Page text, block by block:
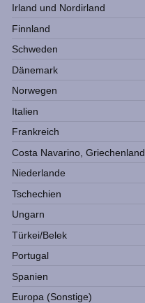
Irland und Nordirland
Finnland
Schweden
Dänemark
Norwegen
Italien
Frankreich
Costa Navarino, Griechenland
Niederlande
Tschechien
Ungarn
Türkei/Belek
Portugal
Spanien
Europa (Sonstige)